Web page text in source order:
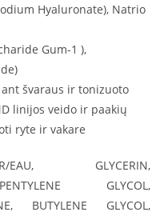
Hyaluronate), Natrio
Gum-1 ),
švaraus ir tonizuoto
linijos veido ir paakių
ryte ir vakare
EAU, GLYCERIN,
GLYCOL,
BUTYLENE GLYCOL,